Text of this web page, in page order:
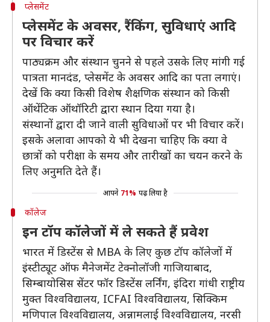
प्लेसमेंट
प्लेसमेंट के अवसर, रैंकिंग, सुविधाएं आदि
पर विचार करें
पाठ्यक्रम और संस्थान चुनने से पहले उसके लिए मांगी गई
पात्रता मानदंड, प्लेसमेंट के अवसर आदि का पता लगाएं।
देखें कि क्या किसी विशेष शैक्षणिक संस्थान को किसी
ऑथेंटिक ऑथॉरिटी द्वारा स्थान दिया गया है।
संस्थानों द्वारा दी जाने वाली सुविधाओं पर भी विचार करें।
इसके अलावा आपको ये भी देखना चाहिए कि क्या वे
छात्रों को परीक्षा के समय और तारीखों का चयन करने के
लिए अनुमति देते हैं।
आपने 71% पढ़ लिया है
कॉलेज
इन टॉप कॉलेजों में ले सकते हैं प्रवेश
भारत में डिस्टेंस से MBA के लिए कुछ टॉप कॉलेजों में
इंस्टीट्यूट ऑफ मैनेजमेंट टेक्नोलॉजी गाजियाबाद,
सिम्बायोसिस सेंटर फॉर डिस्टेंस लर्निंग, इंदिरा गांधी राष्ट्रीय
मुक्त विश्वविद्यालय, ICFAI विश्वविद्यालय, सिक्किम
मणिपाल विश्वविद्यालय, अन्नामलाई विश्वविद्यालय, नरसी